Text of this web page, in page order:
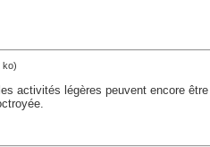
ko)
activités légères peuvent encore être